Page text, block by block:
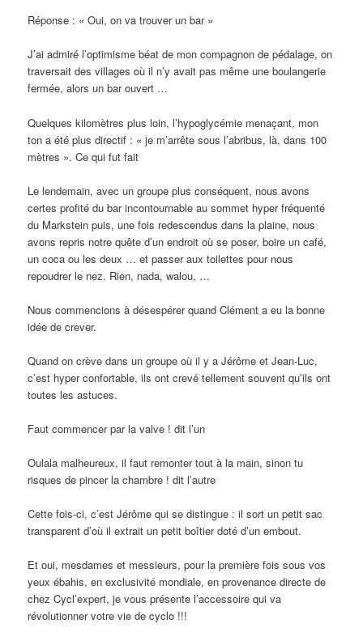
Réponse : « Oui, on va trouver un bar »
J’ai admiré l’optimisme béat de mon compagnon de pédalage, on
traversait des villages où il n’y avait pas même une boulangerie
fermée, alors un bar ouvert …
Quelques kilomètres plus loin, l’hypoglycémie menaçant, mon
ton a été plus directif : « je m’arrête sous l’abribus, là, dans 100
mètres ». Ce qui fut fait
Le lendemain, avec un groupe plus conséquent, nous avons
certes profité du bar incontournable au sommet hyper fréquenté
du Markstein puis, une fois redescendus dans la plaine, nous
avons repris notre quête d’un endroit où se poser, boire un café,
un coca ou les deux … et passer aux toilettes pour nous
repoudrer le nez. Rien, nada, walou, …
Nous commencions à désespérer quand Clément a eu la bonne
idée de crever.
Quand on crève dans un groupe où il y a Jérôme et Jean-Luc,
c’est hyper confortable, ils ont crevé tellement souvent qu’ils ont
toutes les astuces.
Faut commencer par la valve ! dit l’un
Oulala malheureux, il faut remonter tout à la main, sinon tu
risques de pincer la chambre ! dit l’autre
Cette fois-ci, c’est Jérôme qui se distingue : il sort un petit sac
transparent d’où il extrait un petit boîtier doté d’un embout.
Et oui, mesdames et messieurs, pour la première fois sous vos
yeux ébahis, en exclusivité mondiale, en provenance directe de
chez Cycl’expert, je vous présente l’accessoire qui va
révolutionner votre vie de cyclo !!!